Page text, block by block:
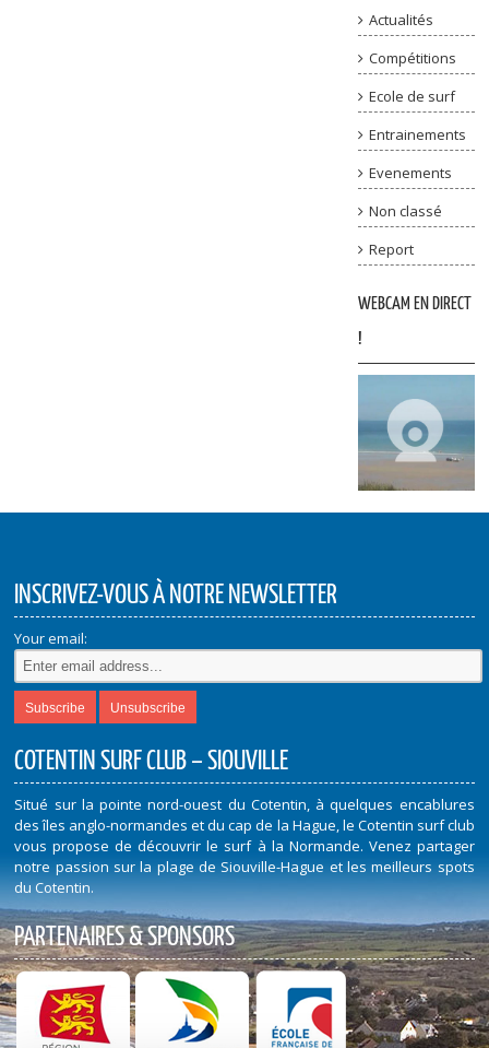
Actualités
Compétitions
Ecole de surf
Entrainements
Evenements
Non classé
Report
WEBCAM EN DIRECT
!
INSCRIVEZ-VOUS À NOTRE NEWSLETTER
Your email:
COTENTIN SURF CLUB – SIOUVILLE
Situé sur la pointe nord-ouest du Cotentin, à quelques encablures
des îles anglo-normandes et du cap de la Hague, le Cotentin surf club
vous propose de découvrir le surf à la Normande. Venez partager
notre passion sur la plage de Siouville-Hague et les meilleurs spots
du Cotentin.
PARTENAIRES & SPONSORS